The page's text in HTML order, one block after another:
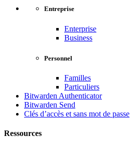
Entreprise
Enterprise
Business
Personnel
Familles
Particuliers
Bitwarden Authenticator
Bitwarden Send
Clés d’accès et sans mot de passe
Ressources